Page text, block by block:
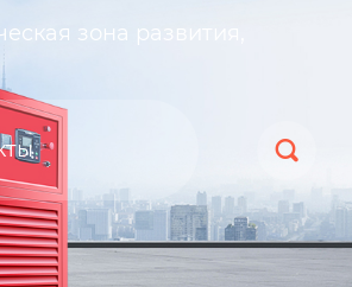
зона развития,
